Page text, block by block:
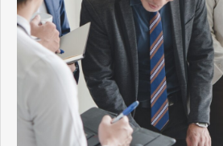
性の高い機能を有するビジネスチ
いたします。